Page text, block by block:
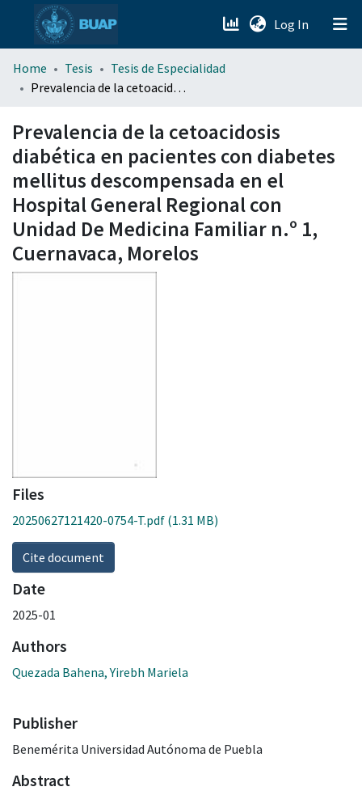
Log In (current)
menu.section.about_menu
Home Tesis
Tesis de Especialidad
Prevalencia de la cetoacidosis diabética en pacientes con diabetes mellitus descompensada en el Hospital General Regional con Unidad De Medicina Familiar n.º 1, Cuernavaca, Morelos
Prevalencia de la cetoacidosis
diabética en pacientes con diabetes
mellitus descompensada en el
Hospital General Regional con
Unidad De Medicina Familiar n.º 1,
Cuernavaca, Morelos
Files
20250627121420-0754-T.pdf (1.31 MB)
Cite document
Date
2025-01
Authors
Quezada Bahena, Yirebh Mariela
Publisher
Benemérita Universidad Autónoma de Puebla
Abstract